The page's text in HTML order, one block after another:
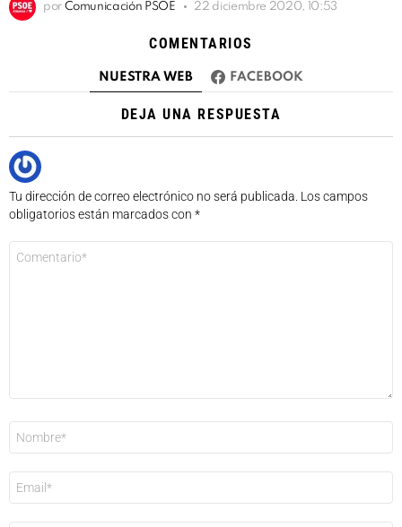
por Comunicación PSOE 22 diciembre 2020, 10:53
COMENTARIOS
NUESTRA WEB FACEBOOK
DEJA UNA RESPUESTA
Tu dirección de correo electrónico no será publicada. Los campos
obligatorios están marcados con *
electrónico
*